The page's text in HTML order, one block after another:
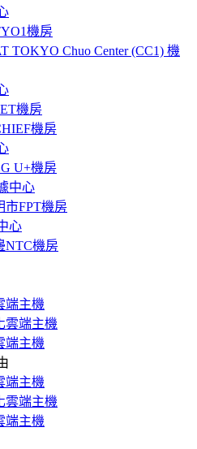
機房
TOKYO Chuo Center (CC1) 機
機房
機房
U+機房
中心
市FPT機房
心
NTC機房
端主機
雲端主機
端主機
端主機
雲端主機
端主機